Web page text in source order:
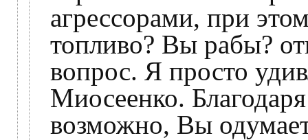
агрессорами, при
топливо? Вы рабы?
вопрос. Я просто
Миосеенко.
возможно, Вы